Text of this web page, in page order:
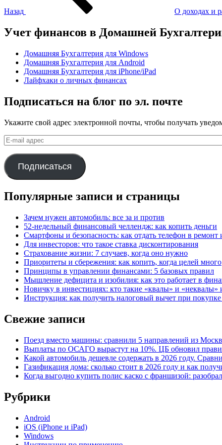
Назад О доходах и
Учет финансов в Домашней
Домашняя Бухгалтерия для Windows
Домашняя Бухгалтерия для Android
Домашняя Бухгалтерия для iPhone/iPad
Лайфхаки о личных финансах
Подписаться на блог по эл. почте
Укажите свой адрес электронной почты, чтобы получать
E-
mail
адрес
Подписаться
Популярные записи и страницы
Зачем нужен автомобиль: все за и против
52-недельный финансовый челлендж: как копить деньги
Смартфоны и безопасность: как отдать телефон в ремонт
Для инвесторов: что такое ставка дисконтирования
Страхование жизни: 7 случаев, когда оно нужно
Приоритеты и сбережения: как копить, когда целей много
Принципы в управлении финансами: 5 базовых правил
Мышление дефицита и изобилия: как это работает в
Новичку в инвестициях: кто такие «квалы» и «неквалы»
Инструкция: как получить налоговый вычет при
Свежие записи
Поезд вместо машины: сравнили 5 направлений из
Выплаты по ОСАГО вырастут на 10%. ЦБ обновил
Какой автомобиль дешевле содержать в 2026 году.
Газификация дома: сколько стоит в 2026 году и как
Когда выгодно купить полис каско с франшизой:
Рубрики
Android
iOS (iPhone и iPad)
Windows